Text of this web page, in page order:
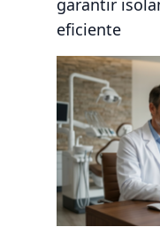
garantir
eficiente